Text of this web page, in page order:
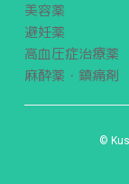
美容薬
避妊薬
高血圧症治療薬
麻酔薬・鎮痛剤
©